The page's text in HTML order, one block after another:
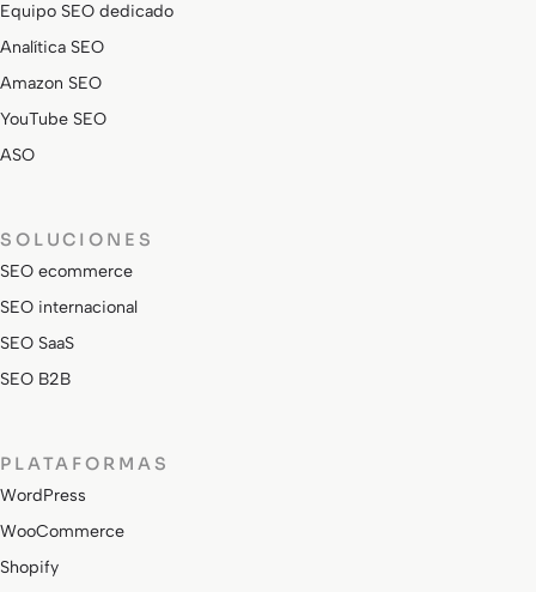
Equipo SEO dedicado
Analítica SEO
Amazon SEO
YouTube SEO
ASO
SOLUCIONES
SEO ecommerce
SEO internacional
SEO SaaS
SEO B2B
PLATAFORMAS
WordPress
WooCommerce
Shopify